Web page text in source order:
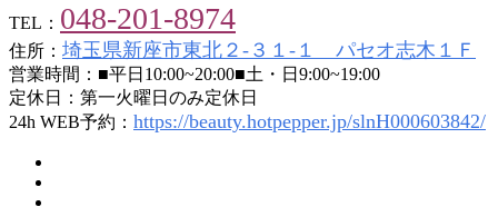
TEL： 048-201-8974
住所： 埼玉県新座市東北２-３１-１ パセオ志木１Ｆ
営業時間：■平日10:00~20:00■土・日9:00~19:00
定休日：第一火曜日のみ定休日
24h WEB予約： https://beauty.hotpepper.jp/slnH000603842/